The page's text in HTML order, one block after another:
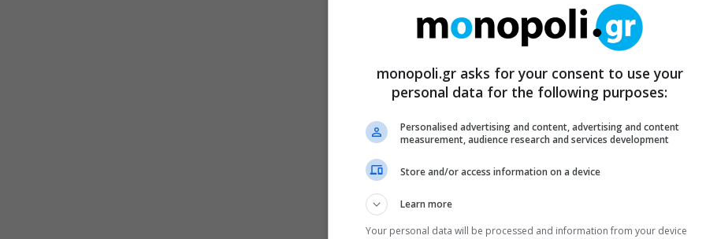
monopoli.gr asks for your consent to use your
personal data for the following purposes:
Personalised advertising and content, advertising and content
measurement, audience research and services development
Store and/or access information on a device
Learn more
Your personal data will be processed and information from your device